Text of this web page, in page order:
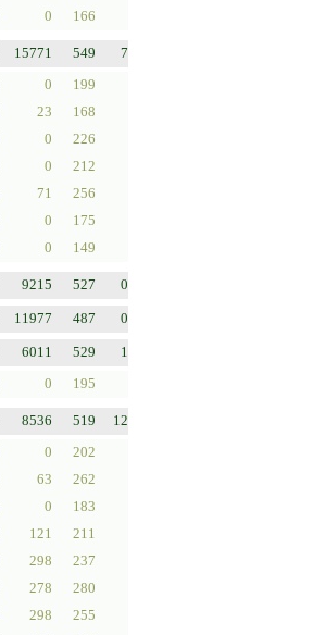
0 166
15771 549
7
0
199
23
168
0
226
0
212
71
256
0
175
0 149
9215 527 0
11977 487 0
6011 529
1
0 195
8536 519
12
0
202
63
262
0
183
121
211
298
237
278
280
298
255